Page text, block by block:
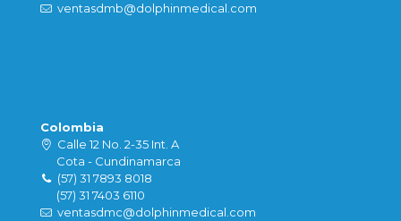
ventasdmb@dolphinmedical.com
Colombia
Calle 12 No. 2-35 Int. A
Cota - Cundinamarca
(57) 31 7893 8018
(57) 31 7403 6110
ventasdmc@dolphinmedical.com